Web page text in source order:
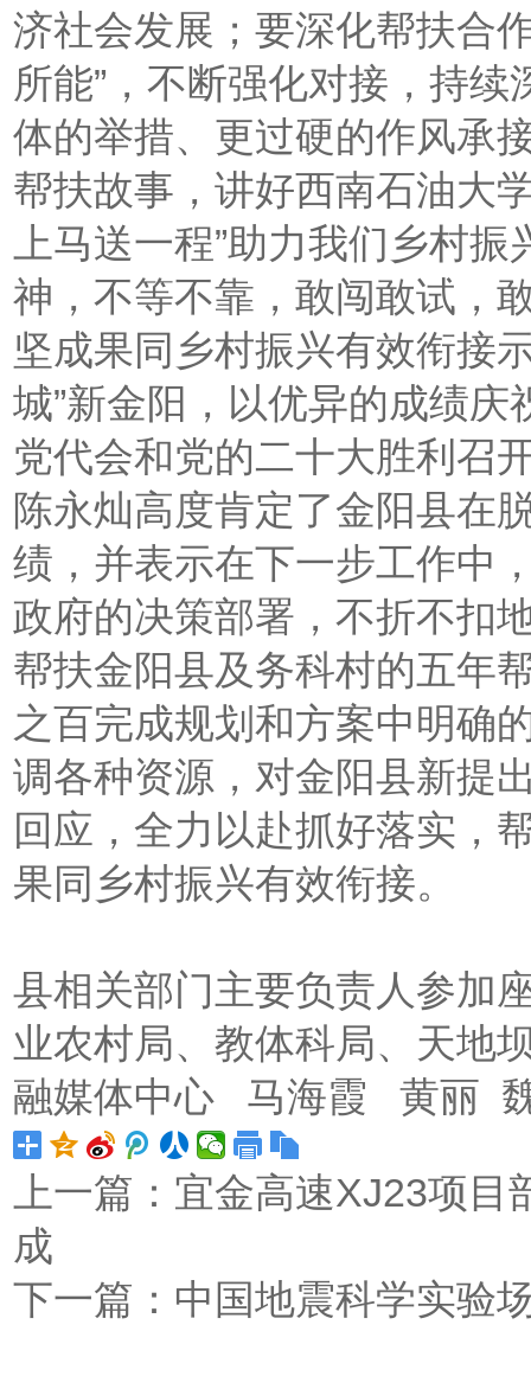
济社会发展；要深化帮扶合
所能”，不断强化对接，持
体的举措、更过硬的作风承
帮扶故事，讲好西南石油大
上马送一程”助力我们乡村
神，不等不靠，敢闯敢试，
坚成果同乡村振兴有效衔接
城”新金阳，以优异的成绩
党代会和党的二十大胜利召
陈永灿高度肯定了金阳县在
绩，并表示在下一步工作中
政府的决策部署，不折不扣
帮扶金阳县及务科村的五年
之百完成规划和方案中明确
调各种资源，对金阳县新提
回应，全力以赴抓好落实，
果同乡村振兴有效衔接。
县相关部门主要负责人参加
业农村局、教体科局、天地
融媒体中心 马海霞 黄丽
上一篇： 宜金高速XJ23项目
成
下一篇： 中国地震科学实验